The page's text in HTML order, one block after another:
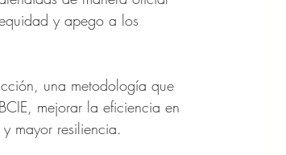
y apego a los
una metodología que
mejorar la eficiencia en
mayor resiliencia.